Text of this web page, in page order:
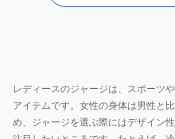
レディースのジャージは、スポーツ
アイテムです。女性の身体は男性と
め、ジャージを選ぶ際にはデザイン